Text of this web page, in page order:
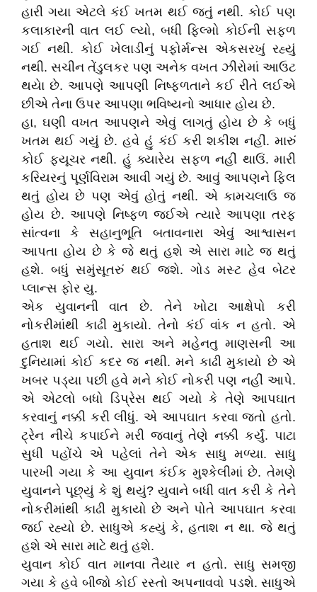
હારી ગયા એટલે કંઈ ખતમ થઈ જતું નથી. કોઈ પણ
કલાકારની વાત લઈ લ્યો, બધી ફિલ્મો કોઈની સફળ
ગઈ નથી. કોઈ ખેલાડીનું પફોર્મન્સ એકસરખું રહ્યું
નથી. સચીન તેંડુલકર પણ અનેક વખત ઝીરોમાં આઉટ
થયાે છે. આપણે આપણી નિષ્ફળતાને કઈ રીતે લઈએ
છીએ તેના ઉપર આપણા ભવિષ્યનો આધાર હોય છે.
હા, ઘણી વખત આપણને એવું લાગતું હોય છે કે બધું
ખતમ થઈ ગયું છે. હવે હું કંઈ કરી શકીશ નહીં. મારું
કોઈ ફ્યૂચર નથી. હું ક્યારેય સફળ નહીં થાઉં. મારી
કરિયરનું પૂર્ણવિરામ આવી ગયું છે. આવું આપણને ફિલ
થતું હોય છે પણ એવું હોતું નથી. એ કામચલાઉ જ
હોય છે. આપણે નિષ્ફળ જઈએ ત્યારે આપણા તરફ
સાંત્વના કે સહાનુભૂતિ બતાવનારા એવું આશ્વાસન
આપતા હોય છે કે જે થતું હશે એ સારા માટે જ થતું
હશે. બધું સમુંસૂતરું થઈ જશે. ગોડ મસ્ટ હેવ બેટર
પ્લાન્સ ફોર યુ.
એક યુવાનની વાત છે. તેને ખોટા આક્ષેપો કરી
નોકરીમાંથી કાઢી મુકાયો. તેનો કંઈ વાંક ન હતો. એ
હતાશ થઈ ગયો. સારા અને મહેનતુ માણસની આ
દુનિયામાં કોઈ કદર જ નથી. મને કાઢી મુકાયો છે એ
ખબર પડ્યા પછી હવે મને કોઈ નોકરી પણ નહીં આપે.
એ એટલો બધો ડિપ્રેસ થઈ ગયો કે તેણે આપઘાત
કરવાનું નક્કી કરી લીધું. એ આપઘાત કરવા જતો હતો.
ટ્રેન નીચે કપાઈને મરી જવાનું તેણે નક્કી કર્યું. પાટા
સુધી પહોંચે એ પહેલાં તેને એક સાધુ મળ્યા. સાધુ
પારખી ગયા કે આ યુવાન કંઈક મુશ્કેલીમાં છે. તેમણે
યુવાનને પૂછ્યું કે શું થયું? યુવાને બધી વાત કરી કે તેને
નોકરીમાંથી કાઢી મુકાયો છે અને પોતે આપઘાત કરવા
જઈ રહ્યો છે. સાધુએ કહ્યું કે, હતાશ ન થા. જે થતું
હશે એ સારા માટે થતું હશે.
યુવાન કોઈ વાત માનવા તૈયાર ન હતો. સાધુ સમજી
ગયા કે હવે બીજો કોઈ રસ્તો અપનાવવો પડશે. સાધુએ